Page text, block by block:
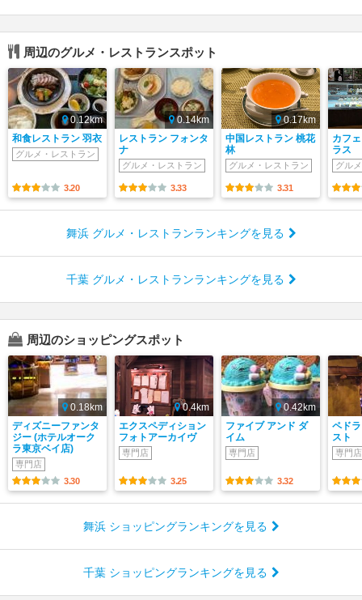
周辺のグルメ・レストランスポット
0.12km
和食レストラン 羽衣
グルメ・レストラン
3.20
0.14km
レストラン フォンタ
ナ
グルメ・レストラン
3.33
0.17km
中国レストラン 桃花
林
グルメ・レストラン
3.31
カフ
ラス
グル
舞浜 グルメ・レストランランキングを見る
千葉 グルメ・レストランランキングを見る
周辺のショッピングスポット
0.18km
ディズニーファンタ
ジー (ホテルオーク
ラ東京ベイ店)
専門店
3.30
0.4km
エクスペディション
フォトアーカイヴ
専門店
3.25
0.42km
ファイブ アンド ダ
イム
専門店
3.32
ペド
スト
専門店
舞浜 ショッピングランキングを見る
千葉 ショッピングランキングを見る